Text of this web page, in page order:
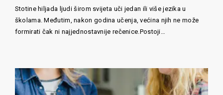
Stotine hiljada ljudi širom svijeta uči jedan ili više jezika u
školama. Međutim, nakon godina učenja, većina njih ne može
formirati čak ni najjednostavnije rečenice.Postoji…